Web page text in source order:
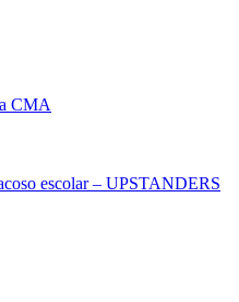
CMA
escolar – UPSTANDERS